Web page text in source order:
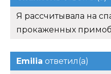
Я рассчитывала на
прокаженных
Emilia ответил(а)